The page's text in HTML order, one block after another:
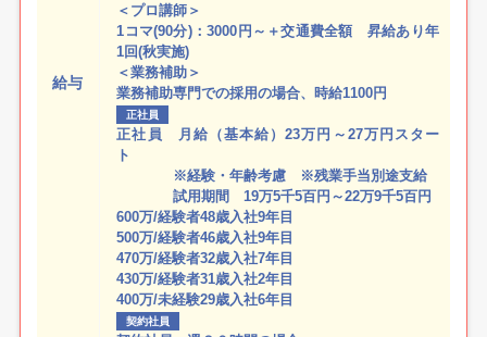
給与
＜プロ講師＞
1コマ(90分)：3000円～＋交通費全額 昇給あり年
1回(秋実施)
＜業務補助＞
業務補助専門での採用の場合、時給1100円
正社員
正社員 月給（基本給）23万円～27万円スター
ト
※経験・年齢考慮 ※残業手当別途支給
試用期間 19万5千5百円～22万9千5百円
600万/経験者48歳入社9年目
500万/経験者46歳入社9年目
470万/経験者32歳入社7年目
430万/経験者31歳入社2年目
400万/未経験29歳入社6年目
契約社員